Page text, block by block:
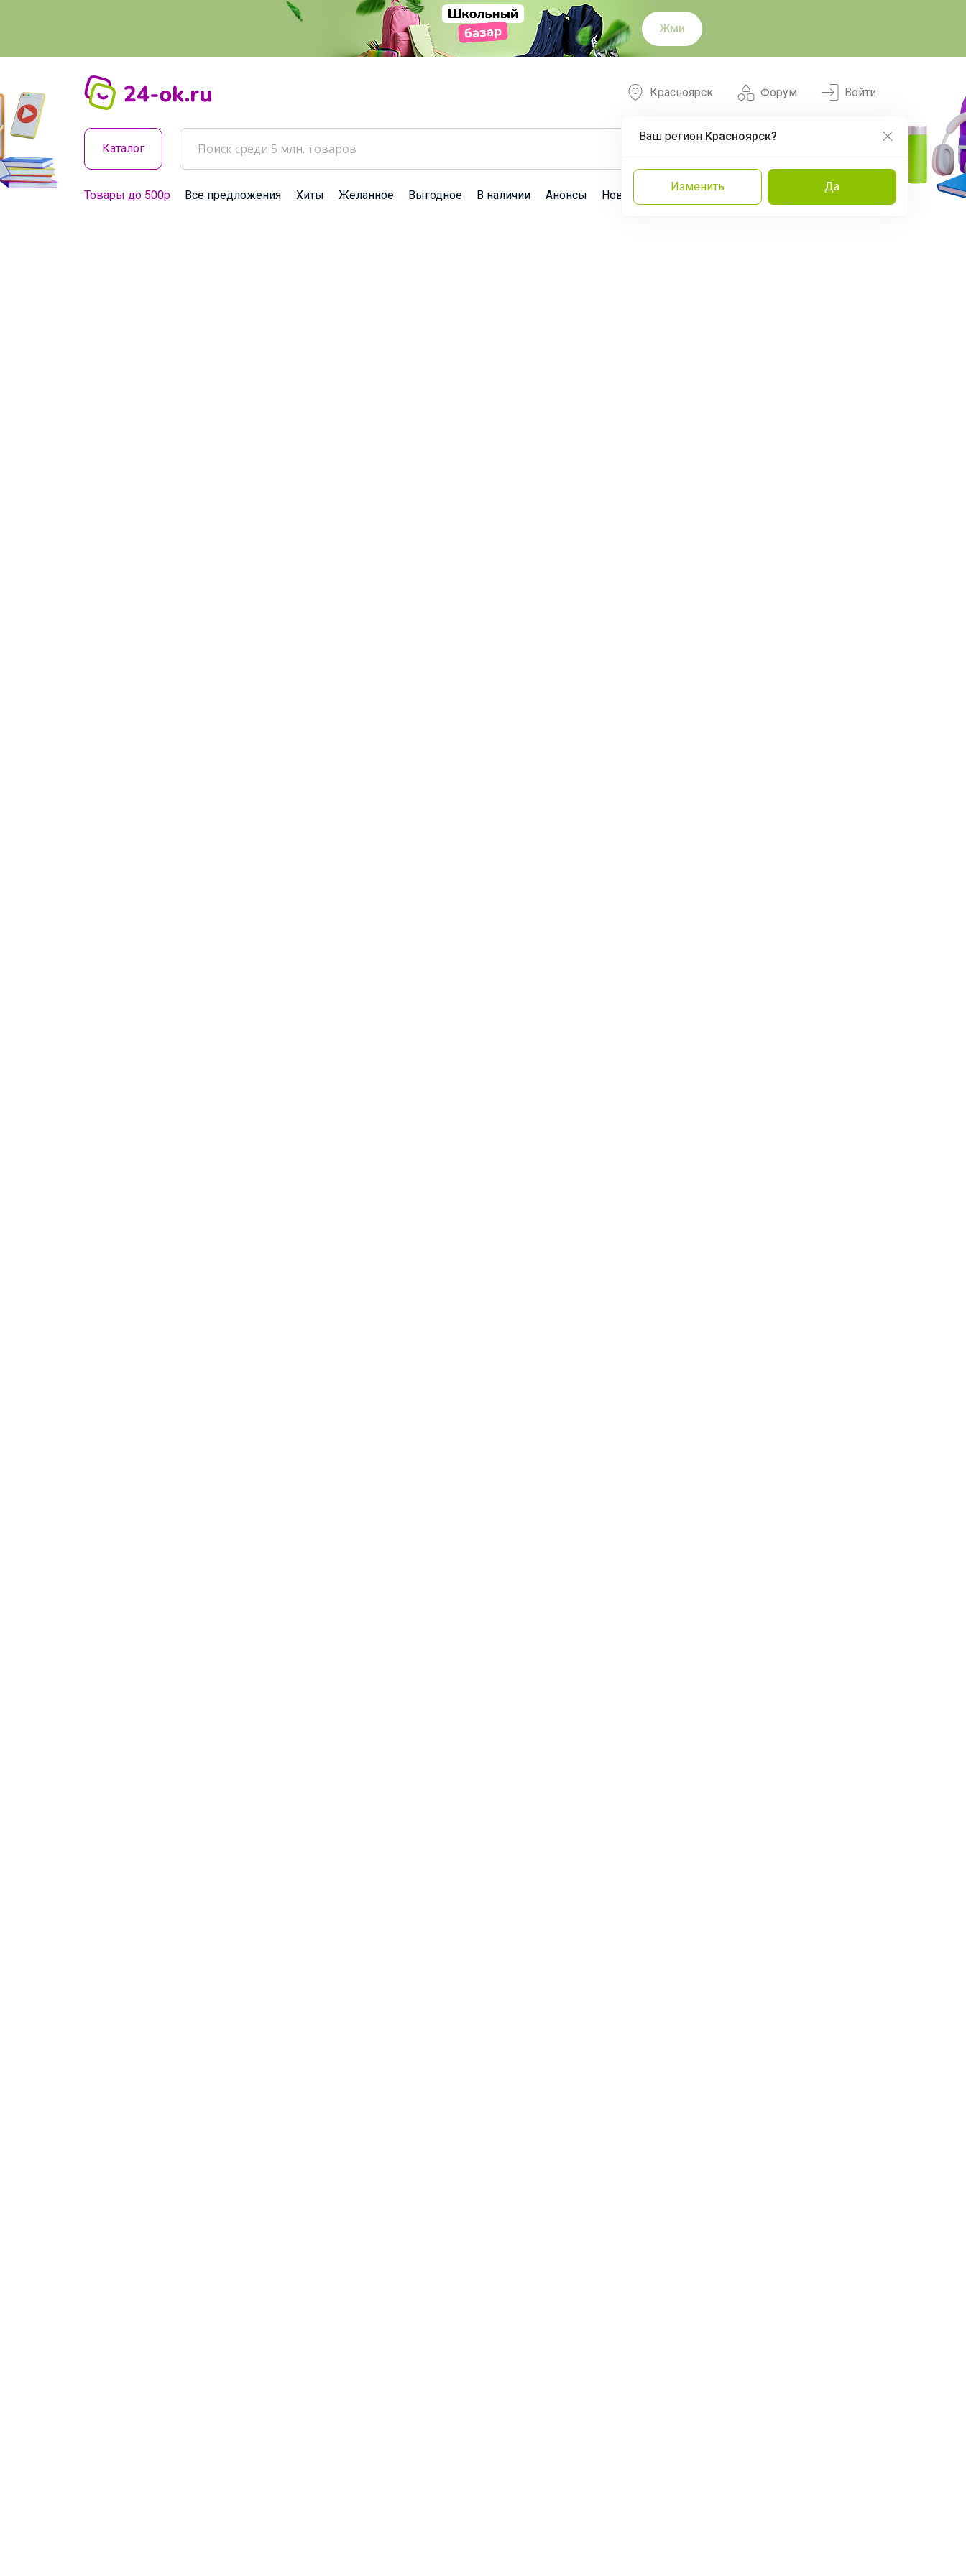
Жми
Форум
Красноярск
Ваш регион Красноярск?
Изменить Да
Войти
Каталог
Товары до 500р Все предложения Хиты Желанное Выгодное В наличии Анонсы Новости Команда Эксперты